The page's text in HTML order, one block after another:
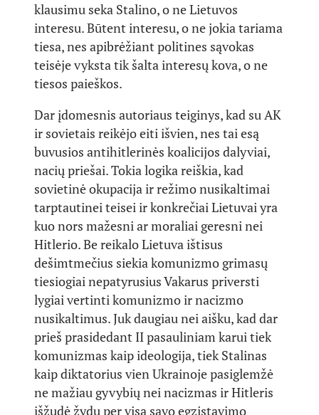
klausimu seka Stalino, o ne Lietuvos
interesu. Būtent interesu, o ne jokia tariama
tiesa, nes apibrėžiant politines sąvokas
teisėje vyksta tik šalta interesų kova, o ne
tiesos paieškos.
Dar įdomesnis autoriaus teiginys, kad su AK
ir sovietais reikėjo eiti išvien, nes tai esą
buvusios antihitlerinės koalicijos dalyviai,
nacių priešai. Tokia logika reiškia, kad
sovietinė okupacija ir režimo nusikaltimai
tarptautinei teisei ir konkrečiai Lietuvai yra
kuo nors mažesni ar moraliai geresni nei
Hitlerio. Be reikalo Lietuva ištisus
dešimtmečius siekia komunizmo grimasų
tiesiogiai nepatyrusius Vakarus priversti
lygiai vertinti komunizmo ir nacizmo
nusikaltimus. Juk daugiau nei aišku, kad dar
prieš prasidedant II pasauliniam karui tiek
komunizmas kaip ideologija, tiek Stalinas
kaip diktatorius vien Ukrainoje pasiglemžė
ne mažiau gyvybių nei nacizmas ir Hitleris
išžudė žydų per visą savo egzistavimo